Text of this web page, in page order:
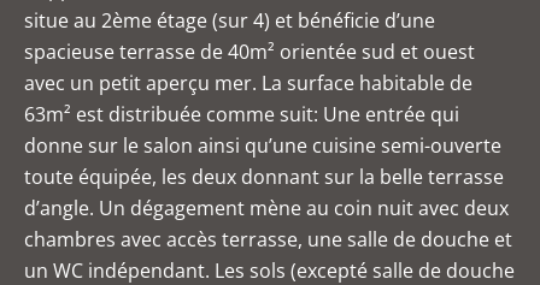
situe au 2ème étage (sur 4) et bénéficie d’une
spacieuse terrasse de 40m² orientée sud et ouest
avec un petit aperçu mer. La surface habitable de
63m² est distribuée comme suit: Une entrée qui
donne sur le salon ainsi qu’une cuisine semi-ouverte
toute équipée, les deux donnant sur la belle terrasse
d’angle. Un dégagement mène au coin nuit avec deux
chambres avec accès terrasse, une salle de douche et
un WC indépendant. Les sols (excepté salle de douche